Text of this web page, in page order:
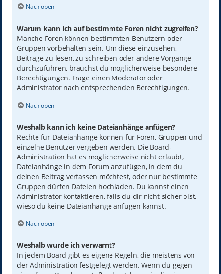
Nach oben
Warum kann ich auf bestimmte Foren nicht zugreifen?
Manche Foren können bestimmten Benutzern oder
Gruppen vorbehalten sein. Um diese einzusehen,
Beiträge zu lesen, zu schreiben oder andere Vorgänge
durchzuführen, brauchst du möglicherweise besondere
Berechtigungen. Frage einen Moderator oder
Administrator nach entsprechenden Berechtigungen.
Nach oben
Weshalb kann ich keine Dateianhänge anfügen?
Rechte für Dateianhänge können für Foren, Gruppen und
einzelne Benutzer vergeben werden. Die Board-
Administration hat es möglicherweise nicht erlaubt,
Dateianhänge in dem Forum anzufügen, in dem du
deinen Beitrag verfassen möchtest, oder nur bestimmte
Gruppen dürfen Dateien hochladen. Du kannst einen
Administrator kontaktieren, falls du dir nicht sicher bist,
wieso du keine Dateianhänge anfügen kannst.
Nach oben
Weshalb wurde ich verwarnt?
In jedem Board gibt es eigene Regeln, die meistens von
der Administration festgelegt werden. Wenn du gegen